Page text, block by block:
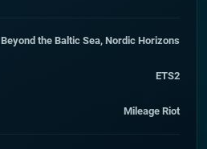
Beyond the Baltic Sea, Nordic Horizons
ETS2
Mileage Riot